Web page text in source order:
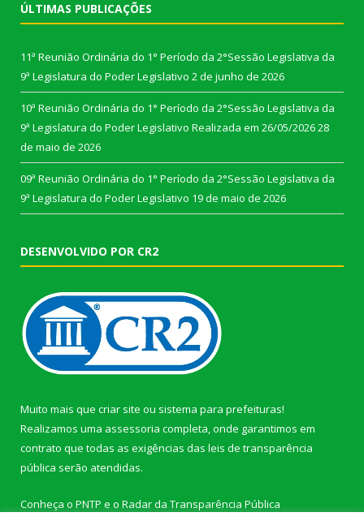
ÚLTIMAS PUBLICAÇÕES
11ª Reunião Ordinária do 1° Período da 2°Sessão Legislativa da
9ª Legislatura do Poder Legislativo 2 de junho de 2026
10ª Reunião Ordinária do 1° Período da 2°Sessão Legislativa da
9ª Legislatura do Poder Legislativo Realizada em 26/05/202628
de maio de 2026
09ª Reunião Ordinária do 1° Período da 2°Sessão Legislativa da
9ª Legislatura do Poder Legislativo 19 de maio de 2026
DESENVOLVIDO POR CR2
Muito mais que criar site ou sistema para prefeituras!
Realizamos uma assessoria completa, onde garantimos em
contrato que todas as exigências das leis de transparência
pública serão atendidas.
Conheça o PNTP e o Radar da Transparência Pública